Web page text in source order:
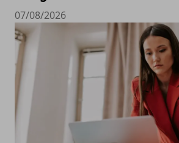
07/08/2026